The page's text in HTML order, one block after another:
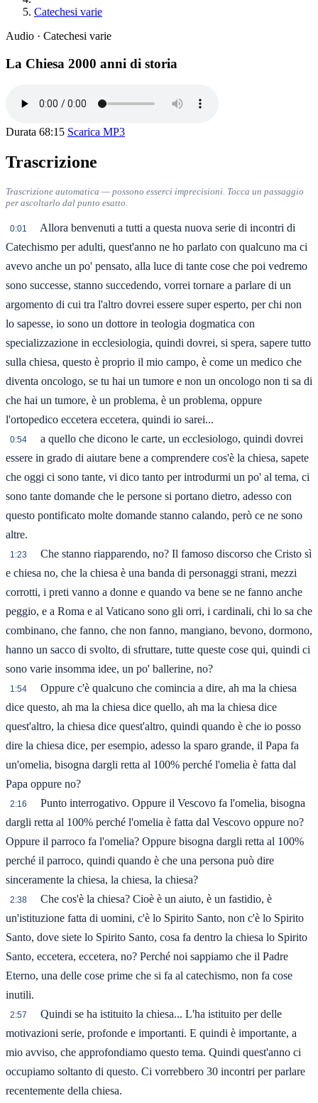
Catechesi varie
Audio · Catechesi varie
La Chiesa 2000 anni di storia
Durata 68:15 Scarica MP3
Trascrizione
Trascrizione automatica — possono esserci imprecisioni. Tocca un passaggio
per ascoltarlo dal punto esatto.
0:01
Allora benvenuti a tutti a questa nuova serie di incontri di
Catechismo per adulti, quest'anno ne ho parlato con qualcuno ma ci
avevo anche un po' pensato, alla luce di tante cose che poi vedremo
sono successe, stanno succedendo, vorrei tornare a parlare di un
argomento di cui tra l'altro dovrei essere super esperto, per chi non
lo sapesse, io sono un dottore in teologia dogmatica con
specializzazione in ecclesiologia, quindi dovrei, si spera, sapere tutto
sulla chiesa, questo è proprio il mio campo, è come un medico che
diventa oncologo, se tu hai un tumore e non un oncologo non ti sa di
che hai un tumore, è un problema, è un problema, oppure
l'ortopedico eccetera eccetera, quindi io sarei...
0:54
a quello che dicono le carte, un ecclesiologo, quindi dovrei
essere in grado di aiutare bene a comprendere cos'è la chiesa, sapete
che oggi ci sono tante, vi dico tanto per introdurmi un po' al tema, ci
sono tante domande che le persone si portano dietro, adesso con
questo pontificato molte domande stanno calando, però ce ne sono
altre.
1:23
Che stanno riapparendo, no? Il famoso discorso che Cristo sì
e chiesa no, che la chiesa è una banda di personaggi strani, mezzi
corrotti, i preti vanno a donne e quando va bene se ne fanno anche
peggio, e a Roma e al Vaticano sono gli orri, i cardinali, chi lo sa che
combinano, che fanno, che non fanno, mangiano, bevono, dormono,
hanno un sacco di svolto, di sfruttare, tutte queste cose qui, quindi ci
sono varie insomma idee, un po' ballerine, no?
1:54
Oppure c'è qualcuno che comincia a dire, ah ma la chiesa
dice questo, ah ma la chiesa dice quello, ah ma la chiesa dice
quest'altro, la chiesa dice quest'altro, quindi quando è che io posso
dire la chiesa dice, per esempio, adesso la sparo grande, il Papa fa
un'omelia, bisogna dargli retta al 100% perché l'omelia è fatta dal
Papa oppure no?
2:16
Punto interrogativo. Oppure il Vescovo fa l'omelia, bisogna
dargli retta al 100% perché l'omelia è fatta dal Vescovo oppure no?
Oppure il parroco fa l'omelia? Oppure bisogna dargli retta al 100%
perché il parroco, quindi quando è che una persona può dire
sinceramente la chiesa, la chiesa, la chiesa?
2:38
Che cos'è la chiesa? Cioè è un aiuto, è un fastidio, è
un'istituzione fatta di uomini, c'è lo Spirito Santo, non c'è lo Spirito
Santo, dove siete lo Spirito Santo, cosa fa dentro la chiesa lo Spirito
Santo, eccetera, eccetera, no? Perché noi sappiamo che il Padre
Eterno, una delle cose prime che si fa al catechismo, non fa cose
inutili.
2:57
Quindi se ha istituito la chiesa... L'ha istituito per delle
motivazioni serie, profonde e importanti. E quindi è importante, a
mio avviso, che approfondiamo questo tema. Quindi quest'anno ci
occupiamo soltanto di questo. Ci vorrebbero 30 incontri per parlare
recentemente della chiesa.